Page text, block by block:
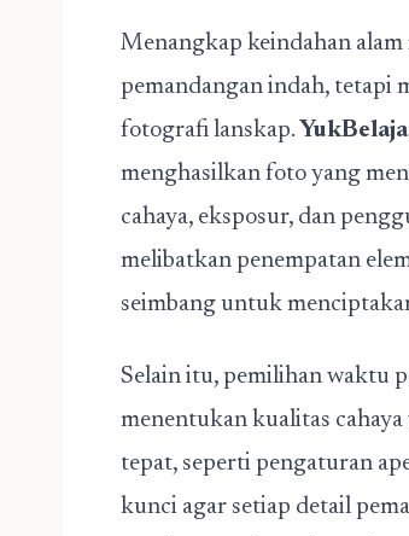
Menangkap keindahan alam
pemandangan indah, tetapi
fotografi lanskap.
menghasilkan foto yang
cahaya, eksposur, dan
melibatkan penempatan
seimbang untuk
Selain itu, pemilihan waktu
menentukan kualitas
tepat, seperti pengaturan
kunci agar setiap detail